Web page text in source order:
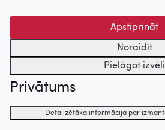
Apstiprināt
Noraidīt
Pielāgot izvēli
Privātums
Detalizētāka informācija par